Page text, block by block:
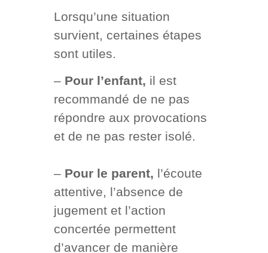
Lorsqu’une situation
survient, certaines étapes
sont utiles.
– Pour l’enfant, il est
recommandé de ne pas
répondre aux provocations
et de ne pas rester isolé.
– Pour le parent, l’écoute
attentive, l’absence de
jugement et l’action
concertée permettent
d’avancer de manière